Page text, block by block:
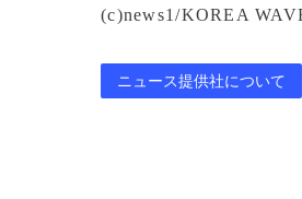
(c)news1/KOREA
ニュース提供社について